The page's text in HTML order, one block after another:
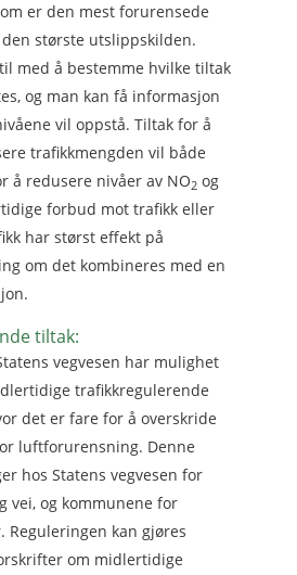
er den mest forurensede
største utslippskilden.
med å bestemme hvilke tiltak
og man kan få informasjon
vil oppstå. Tiltak for å
trafikkmengden vil både
å redusere nivåer av NO2 og
forbud mot trafikk eller
har størst effekt på
om det kombineres med en
tiltak:
vegvesen har mulighet
trafikkregulerende
det er fare for å overskride
luftforurensning. Denne
hos Statens vegvesen for
vei, og kommunene for
Reguleringen kan gjøres
om midlertidige